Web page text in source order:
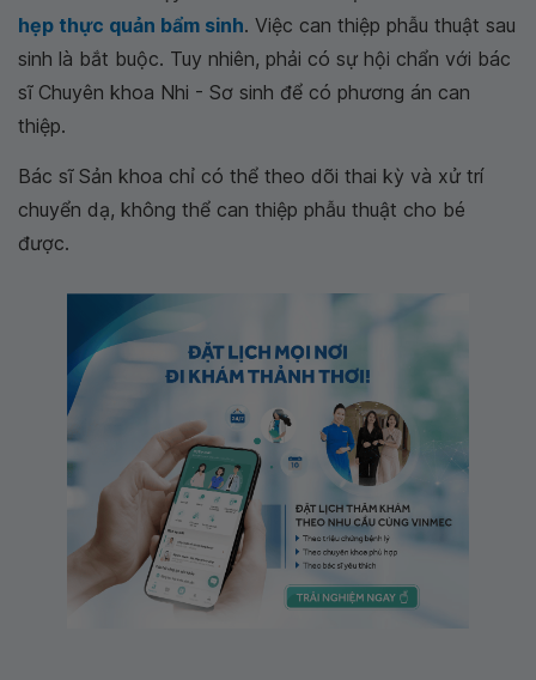
hẹp thực quản bẩm sinh. Việc can thiệp phẫu thuật sau
sinh là bắt buộc. Tuy nhiên, phải có sự hội chẩn với bác
sĩ Chuyên khoa Nhi - Sơ sinh để có phương án can
thiệp.
Bác sĩ Sản khoa chỉ có thể theo dõi thai kỳ và xử trí
chuyển dạ, không thể can thiệp phẫu thuật cho bé
được.